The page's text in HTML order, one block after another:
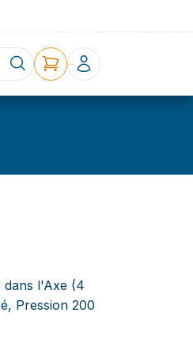
dans l'Axe (4
Pression 200